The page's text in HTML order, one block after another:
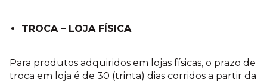
TROCA – LOJA FÍSICA
Para produtos adquiridos em lojas físicas, o prazo de
troca em loja é de 30 (trinta) dias corridos a partir da